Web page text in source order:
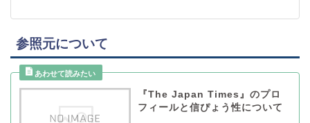
参照元について
『The Japan Times』のプロ
フィールと信ぴょう性について